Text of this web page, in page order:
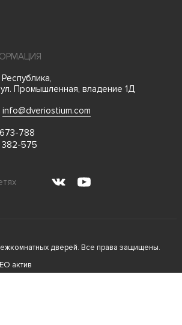
Промышленная, владение 1Д
info@dveriostium.com
788
382-575
дверей. Все права защищены.
актив